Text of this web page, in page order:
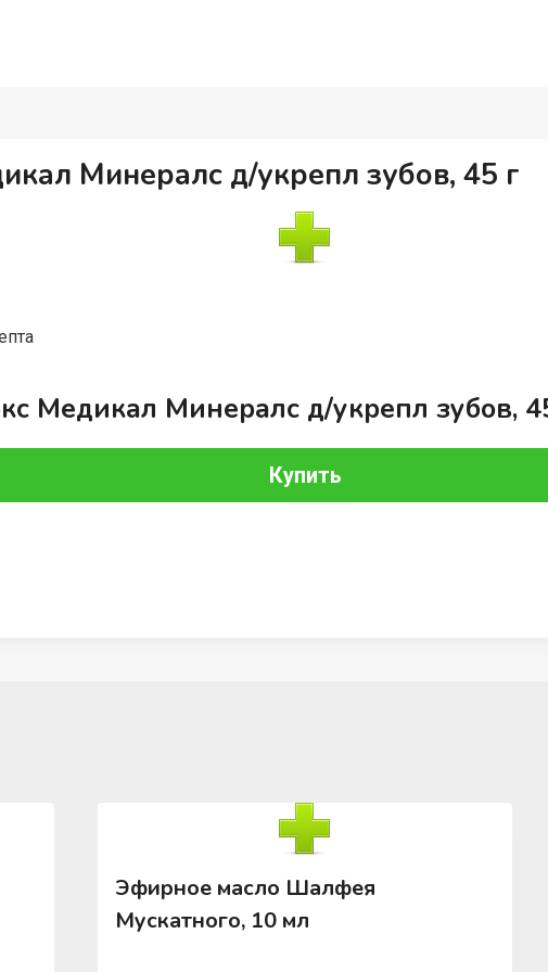
Минералс д/укрепл зубов, 45 г
Медикал Минералс д/укрепл зубов,
Купить
Эфирное масло Шалфея
Мускатного, 10 мл